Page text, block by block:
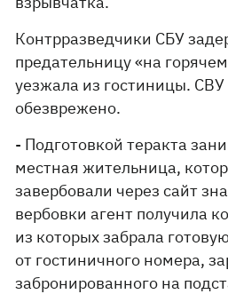
Контрразведчики СБУ
предательницу «на
уезжала из гостиницы.
обезврежено.
- Подготовкой теракта
местная жительница,
завербовали через сайт
вербовки агент получила
из которых забрала
от гостиничного номера,
забронированного на